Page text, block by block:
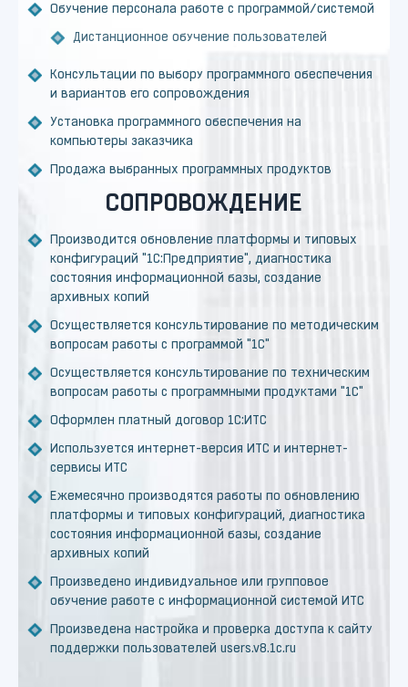
Обучение персонала работе с программой/системой
Дистанционное обучение пользователей
Консультации по выбору программного обеспечения
и вариантов его сопровождения
Установка программного обеспечения на
компьютеры заказчика
Продажа выбранных программных продуктов
СОПРОВОЖДЕНИЕ
Производится обновление платформы и типовых
конфигураций "1С:Предприятие", диагностика
состояния информационной базы, создание
архивных копий
Осуществляется консультирование по методическим
вопросам работы с программой "1С"
Осуществляется консультирование по техническим
вопросам работы с программными продуктами "1С"
Оформлен платный договор 1С:ИТС
Используется интернет-версия ИТС и интернет-
сервисы ИТС
Ежемесячно производятся работы по обновлению
платформы и типовых конфигураций, диагностика
состояния информационной базы, создание
архивных копий
Произведено индивидуальное или групповое
обучение работе с информационной системой ИТС
Произведена настройка и проверка доступа к сайту
поддержки пользователей users.v8.1c.ru